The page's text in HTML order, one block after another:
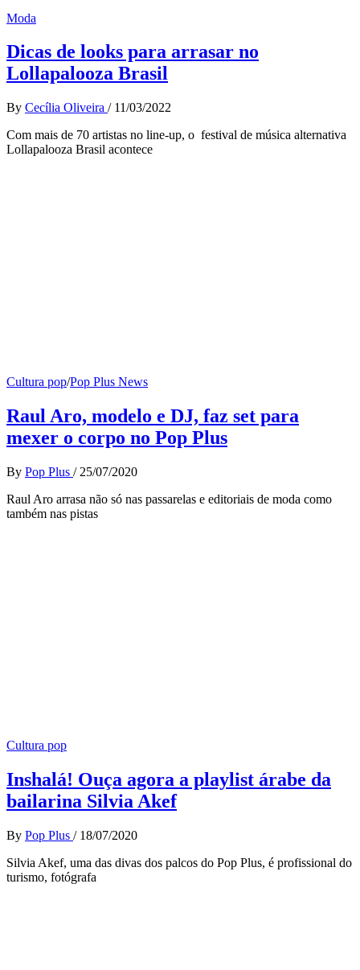
Moda
Dicas de looks para arrasar no
Lollapalooza Brasil
By Cecília Oliveira / 11/03/2022
Com mais de 70 artistas no line-up, o festival de música alternativa
Lollapalooza Brasil acontece
Cultura pop/Pop Plus News
Raul Aro, modelo e DJ, faz set para
mexer o corpo no Pop Plus
By Pop Plus / 25/07/2020
Raul Aro arrasa não só nas passarelas e editoriais de moda como
também nas pistas
Cultura pop
Inshalá! Ouça agora a playlist árabe da
bailarina Silvia Akef
By Pop Plus / 18/07/2020
Silvia Akef, uma das divas dos palcos do Pop Plus, é profissional do
turismo, fotógrafa